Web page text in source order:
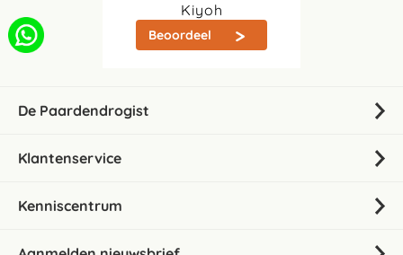
Kiyoh
Beoordeel
De Paardendrogist
Klantenservice
Kenniscentrum